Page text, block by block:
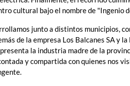
cultural bajo el nombre de "Ingenio
junto a distintos municipios,
de la empresa Los Balcanes SA y
la industria madre de la
y compartida con quienes nos